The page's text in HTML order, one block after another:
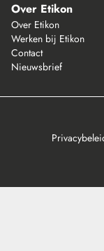
Over Etikon
Over Etikon
Werken bij Etikon
Contact
Nieuwsbrief